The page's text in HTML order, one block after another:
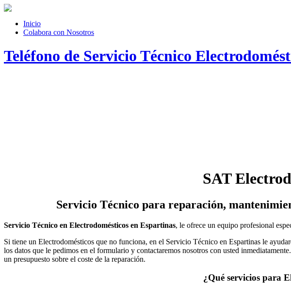
Inicio
Colabora con Nosotros
Teléfono de Servicio Técnico
SAT
Servicio Técnico para reparación,
Servicio Técnico en Electrodomésticos en Espartinas, le ofrece un equipo profesional
Si tiene un Electrodomésticos que no funciona, en el Servicio Técnico en Espartinas le
los datos que le pedimos en el formulario y contactaremos nosotros con usted
un presupuesto sobre el coste de la reparación.
¿Qué servicios para